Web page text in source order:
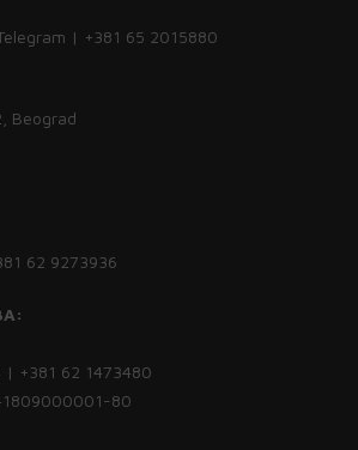
| +381 65 2015880
Beograd
62 9273936
| +381 62 1473480
80